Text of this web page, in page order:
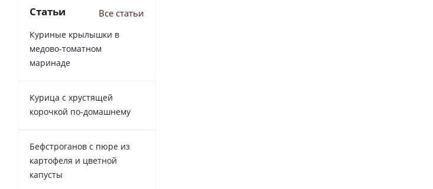
Статьи Все статьи
Куриные крылышки в
медово-томатном
маринаде
Курица с хрустящей
корочкой по-домашнему
Бефстроганов с пюре из
картофеля и цветной
капусты